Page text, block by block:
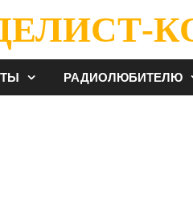
РАДИОЛЮБИТЕЛЮ